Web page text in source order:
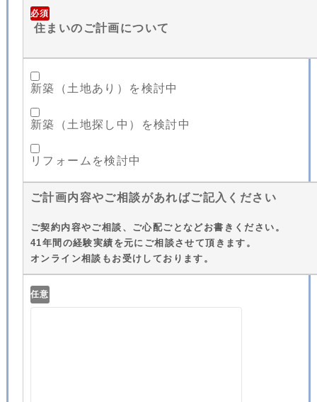
必須
住まいのご計画について
新築（土地あり）を検討中
新築（土地探し中）を検討中
リフォームを検討中
ご計画内容やご相談があればご記入ください
ご契約内容やご相談、ご心配ごとなどお書きください。
41年間の経験実績を元にご相談させて頂きます。
オンライン相談もお受けしております。
任意